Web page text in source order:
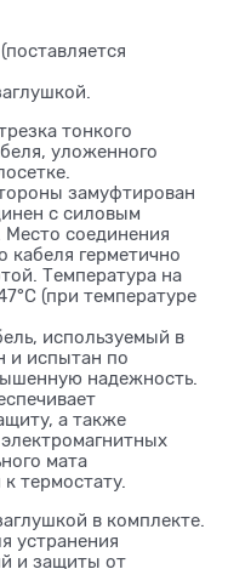
тонкого
уложенного
замуфтирован
с силовым
соединения
кабеля герметично
Температура на
(при температуре
используемый в
и испытан по
надежность.
а также
мата
термостату.
в комплекте.
устранения
и защиты от